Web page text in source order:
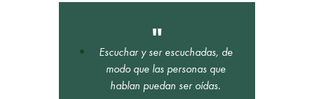
Escuchar y ser escuchadas, de
modo que las personas que
hablan puedan ser oídas.